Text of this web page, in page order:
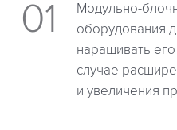
Модульно-
оборудования
наращивать
случае
и увеличения